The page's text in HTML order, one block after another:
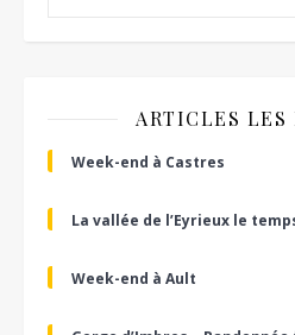
ARTICLES LES
Week-end à Castres
La vallée de l’Eyrieux le
Week-end à Ault